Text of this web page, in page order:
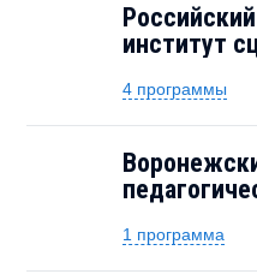
институт
4 программы
1 программа